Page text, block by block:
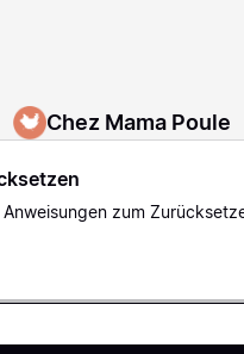
Chez Mama Poule
zum